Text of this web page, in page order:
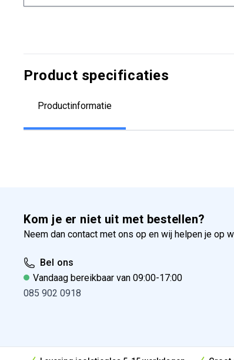
Product specificaties
Productinformatie
Kom je er niet uit met bestellen?
Neem dan contact met ons op en wij helpen je op
Bel ons
Vandaag bereikbaar van 09:00-17:00
085 902 0918